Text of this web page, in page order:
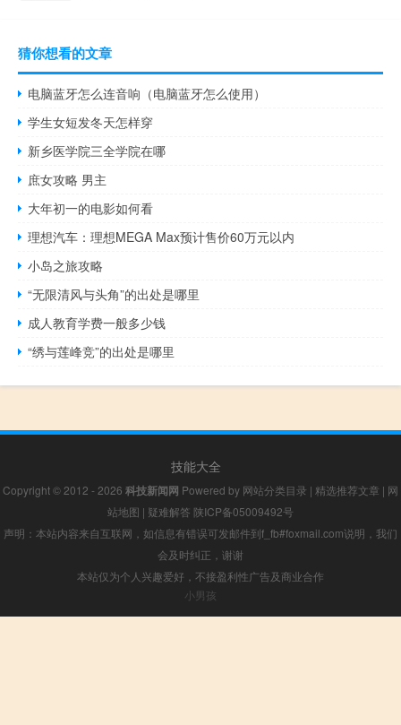
猜你想看的文章
电脑蓝牙怎么连音响（电脑蓝牙怎么使用）
学生女短发冬天怎样穿
新乡医学院三全学院在哪
庶女攻略 男主
大年初一的电影如何看
理想汽车：理想MEGA Max预计售价60万元以内
小岛之旅攻略
“无限清风与头角”的出处是哪里
成人教育学费一般多少钱
“绣与莲峰竞”的出处是哪里
技能大全
Copyright © 2012 - 2026 科技新闻网 Powered by 网站分类目录 | 精选推荐文章 | 网
站地图 | 疑难解答 陕ICP备05009492号
声明：本站内容来自互联网，如信息有错误可发邮件到f_fb#foxmail.com说明，我们
会及时纠正，谢谢
本站仅为个人兴趣爱好，不接盈利性广告及商业合作
小男孩